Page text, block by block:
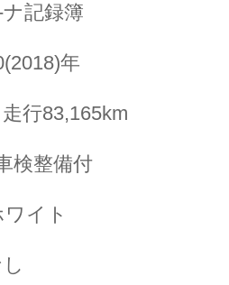
記録簿
年
行83,165km
検整備付
イト